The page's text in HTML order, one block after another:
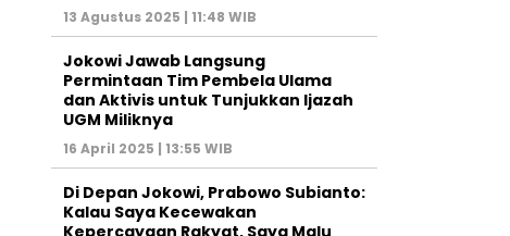
13 Agustus 2025 | 11:48 WIB
Jokowi Jawab Langsung
Permintaan Tim Pembela Ulama
dan Aktivis untuk Tunjukkan Ijazah
UGM Miliknya
16 April 2025 | 13:55 WIB
Di Depan Jokowi, Prabowo Subianto:
Kalau Saya Kecewakan
Kepercayaan Rakyat, Saya Malu